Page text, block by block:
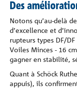
Des
Notons qu’au-delà
d’excellence et
rupteurs types DF/
Voiles Minces - 16
gagner en stabilité,
Quant à Schöck
appuis), ils